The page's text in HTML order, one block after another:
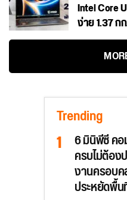
Intel Core
ง่าย 1.37 ก
Trending
6 มินิพีซี ค
ครบไม่ต้อง
งานครอบ
ประหยัดพื้